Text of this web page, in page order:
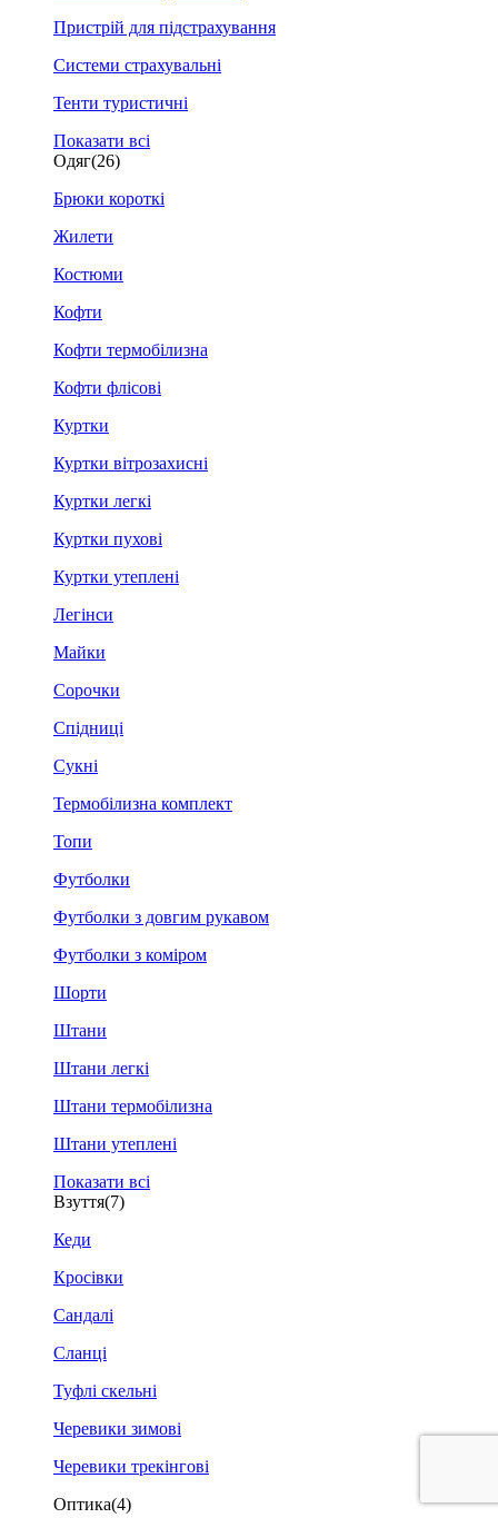
Пристрій для підстрахування
Системи страхувальні
Тенти туристичні
Показати всі
Одяг(26)
Брюки короткі
Жилети
Костюми
Кофти
Кофти термобілизна
Кофти флісові
Куртки
Куртки вітрозахисні
Куртки легкі
Куртки пухові
Куртки утеплені
Легінси
Майки
Сорочки
Спідниці
Сукні
Термобілизна комплект
Топи
Футболки
Футболки з довгим рукавом
Футболки з коміром
Шорти
Штани
Штани легкі
Штани термобілизна
Штани утеплені
Показати всі
Взуття(7)
Кеди
Кросівки
Сандалі
Сланці
Туфлі скельні
Черевики зимові
Черевики трекінгові
Оптика(4)